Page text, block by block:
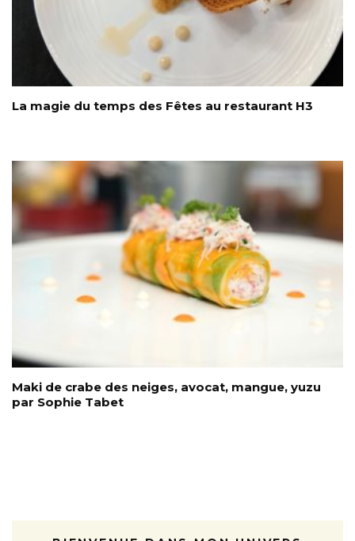
La magie du temps des Fêtes au restaurant H3
Maki de crabe des neiges, avocat, mangue, yuzu
par Sophie Tabet